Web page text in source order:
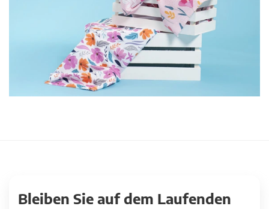
Bleiben Sie auf dem Laufenden